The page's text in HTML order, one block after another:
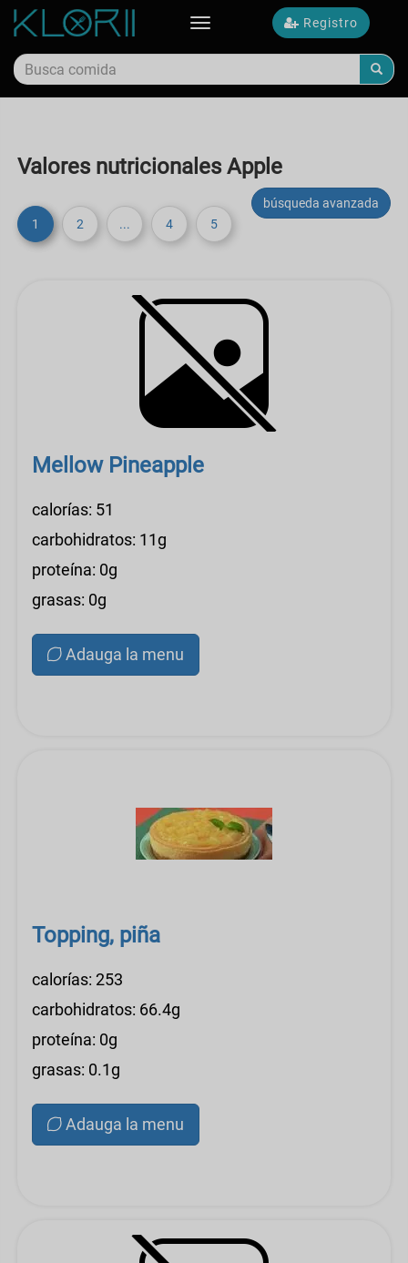
Registro
Toggle
Valores nutricionales Apple
búsqueda avanzada
1
2 ... 4 5
Mellow Pineapple
calorías: 51
carbohidratos: 11g
proteína: 0g
grasas: 0g
Adauga la menu
Topping, piña
calorías: 253
carbohidratos: 66.4g
proteína: 0g
grasas: 0.1g
Adauga la menu